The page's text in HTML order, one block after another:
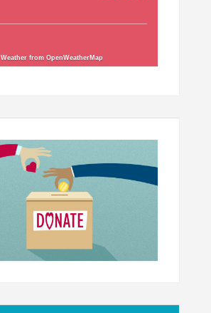
Weather from OpenWeatherMap